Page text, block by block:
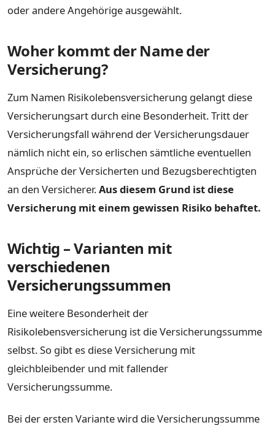
oder andere Angehörige ausgewählt.
Woher kommt der Name der
Versicherung?
Zum Namen Risikolebensversicherung gelangt diese
Versicherungsart durch eine Besonderheit. Tritt der
Versicherungsfall während der Versicherungsdauer
nämlich nicht ein, so erlischen sämtliche eventuellen
Ansprüche der Versicherten und Bezugsberechtigten
an den Versicherer.Aus diesem Grund ist diese
Versicherung mit einem gewissen Risiko behaftet.
Wichtig – Varianten mit
verschiedenen
Versicherungssummen
Eine weitere Besonderheit der
Risikolebensversicherung ist die Versicherungssumme
selbst. So gibt es diese Versicherung mit
gleichbleibender und mit fallender
Versicherungssumme.
Bei der ersten Variante wird die Versicherungssumme